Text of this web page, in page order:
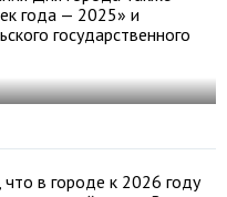
года — 2025» и
государственного
в городе к 2026 году